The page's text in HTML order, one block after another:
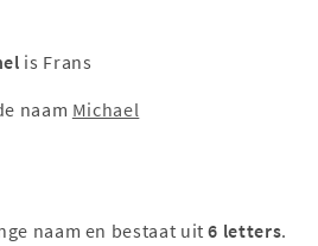
is Frans
naam Michael
naam en bestaat uit6 letters.